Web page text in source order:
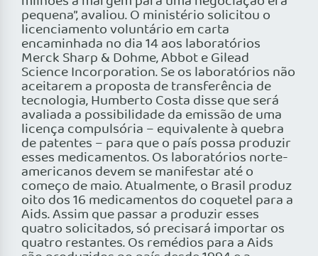
pequena”, avaliou. O ministério solicitou o
licenciamento voluntário em carta
encaminhada no dia 14 aos laboratórios
Merck Sharp & Dohme, Abbot e Gilead
Science Incorporation. Se os laboratórios não
aceitarem a proposta de transferência de
tecnologia, Humberto Costa disse que será
avaliada a possibilidade da emissão de uma
licença compulsória – equivalente à quebra
de patentes – para que o país possa produzir
esses medicamentos. Os laboratórios norte-
americanos devem se manifestar até o
começo de maio. Atualmente, o Brasil produz
oito dos 16 medicamentos do coquetel para a
Aids. Assim que passar a produzir esses
quatro solicitados, só precisará importar os
quatro restantes. Os remédios para a Aids